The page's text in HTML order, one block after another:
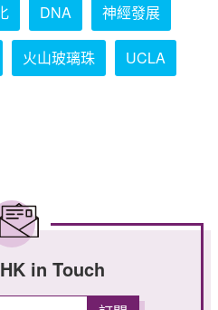
DNA 神經發展
火山玻璃珠 UCLA
in Touch